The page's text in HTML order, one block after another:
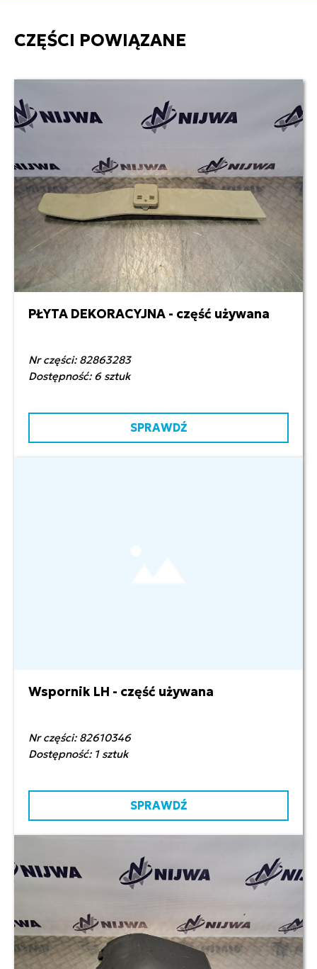
CZĘŚCI POWIĄZANE
55,00 zł netto
PŁYTA DEKORACYJNA - część używana
Nr części: 82863283
Dostępność: 6 sztuk
SPRAWDŹ
150,00 zł netto
Wspornik LH - część używana
Nr części: 82610346
Dostępność: 1 sztuk
SPRAWDŹ